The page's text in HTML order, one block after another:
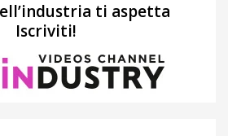
ti aspetta
Iscriviti!